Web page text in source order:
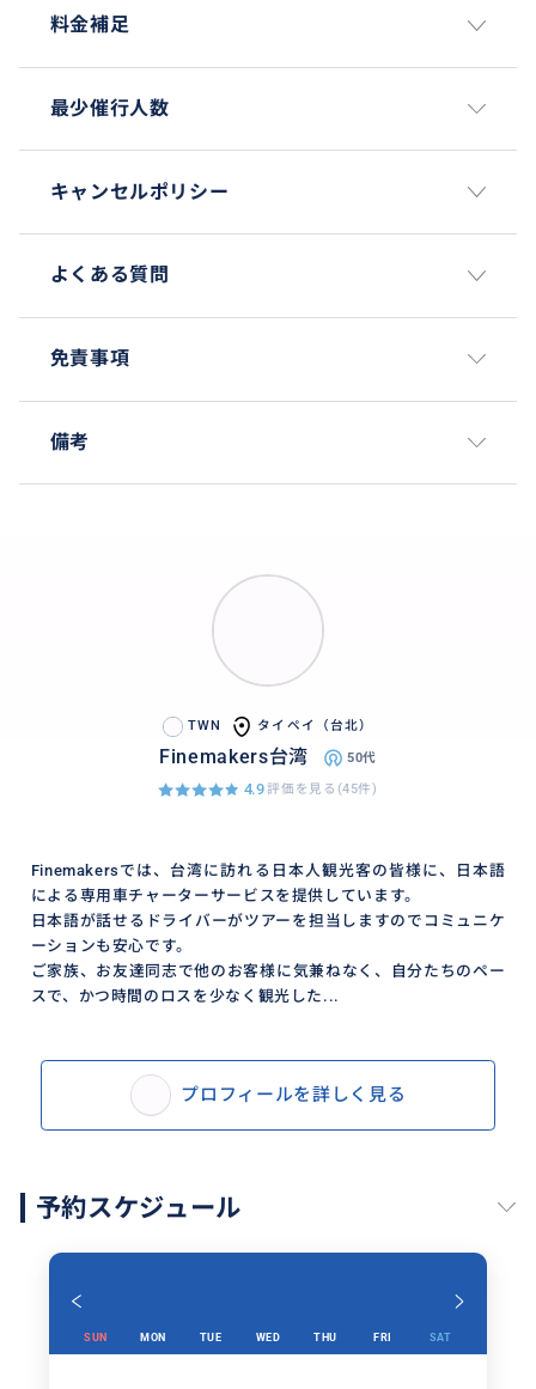
料金補足
最少催行人数
キャンセルポリシー
よくある質問
免責事項
備考
TWN タイペイ（台北）
Finemakers台湾 50代
4.9評価を見る(45件)
Finemakersでは、台湾に訪れる日本人観光客の皆様に、日本語
による専用車チャーターサービスを提供しています。
日本語が話せるドライバーがツアーを担当しますのでコミュニケ
ーションも安心です。
ご家族、お友達同志で他のお客様に気兼ねなく、自分たちのペー
スで、かつ時間のロスを少なく観光した...
プロフィールを詳しく見る
予約スケジュール
SUN MON TUE WED THU FRI SAT